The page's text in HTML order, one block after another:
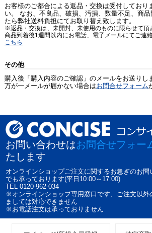
お客様のご都合による返品・交換は受付しており
い。 なお、不良品、破損、汚損、数量不足、商
たら弊社送料負担にてお取り替え致します。
※返品・交換は、未開封、未使用のものに限らせて頂
商品到着後1週間以内にお電話、電子メールにてご連
こちら
その他
購入後「購入内容のご確認」のメールをお送りし
万が一メールが届かない場合はお問合せフォーム
お問い合わせはお問合せフォー
たします
オンラインショップご注文に関するお急ぎのお
でも承っております(平日10:00～17:00)
TEL 0120-962-034
※オンラインショップ専用窓口です、ご注文以外
ましては対応できません
※お電話注文は承っておりません